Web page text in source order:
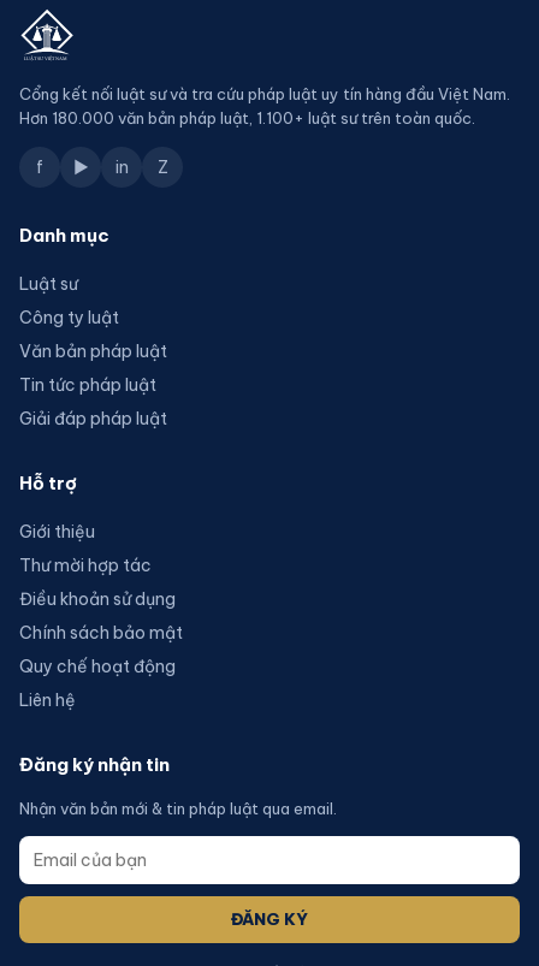
Cổng kết nối luật sư và tra cứu pháp luật uy tín hàng đầu Việt Nam.
Hơn 180.000 văn bản pháp luật, 1.100+ luật sư trên toàn quốc.
f ▶ in Z
Danh mục
Luật sư
Công ty luật
Văn bản pháp luật
Tin tức pháp luật
Giải đáp pháp luật
Hỗ trợ
Giới thiệu
Thư mời hợp tác
Điều khoản sử dụng
Chính sách bảo mật
Quy chế hoạt động
Liên hệ
Đăng ký nhận tin
Nhận văn bản mới & tin pháp luật qua email.
ĐĂNG KÝ